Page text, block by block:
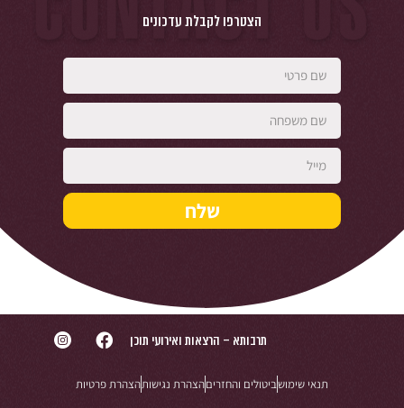
הצטרפו לקבלת עדכונים
שלח
תרבותא – הרצאות ואירועי תוכן
תנאי שימושביטולים והחזריםהצהרת נגישותהצהרת פרטיות